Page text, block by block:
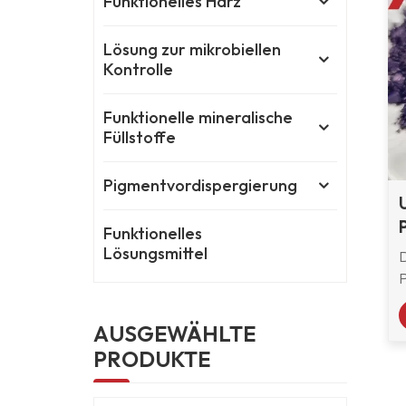
Lösung zur mikrobiellen
Kontrolle
Funktionelle mineralische
Füllstoffe
Pigmentvordispergierung
Funktionelles
Lösungsmittel
AUSGEWÄHLTE
PRODUKTE